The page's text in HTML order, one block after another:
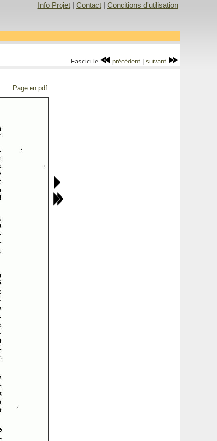
Info Projet| Contact| Conditions d'utilisation
Fascicule précédent| suivant
Page en pdf